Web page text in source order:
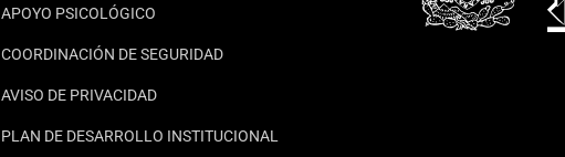
APOYO PSICOLÓGICO
COORDINACIÓN DE SEGURIDAD
AVISO DE PRIVACIDAD
PLAN DE DESARROLLO INSTITUCIONAL